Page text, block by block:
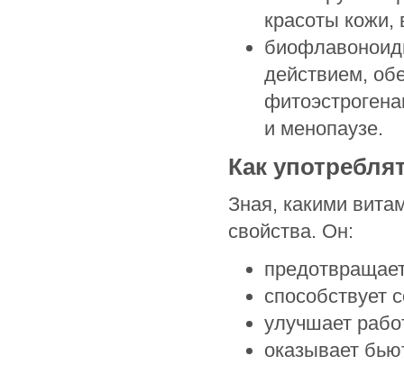
красоты кожи,
действием,
и менопаузе.
Как
Зная, какими
свойства. Он:
способствует
улучшает
оказывает